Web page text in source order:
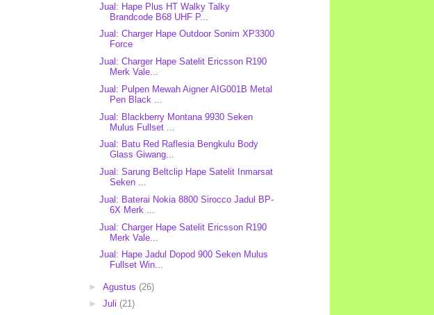
Jual: Hape Plus HT Walky Talky
Brandcode B68 UHF P...
Jual: Charger Hape Outdoor Sonim XP3300
Force
Jual: Charger Hape Satelit Ericsson R190
Merk Vale...
Jual: Pulpen Mewah Aigner AIG001B Metal
Pen Black ...
Jual: Blackberry Montana 9930 Seken
Mulus Fullset ...
Jual: Batu Red Raflesia Bengkulu Body
Glass Giwang...
Jual: Sarung Beltclip Hape Satelit Inmarsat
Seken ...
Jual: Baterai Nokia 8800 Sirocco Jadul BP-
6X Merk ...
Jual: Charger Hape Satelit Ericsson R190
Merk Vale...
Jual: Hape Jadul Dopod 900 Seken Mulus
Fullset Win...
► Agustus (26)
► Juli (21)